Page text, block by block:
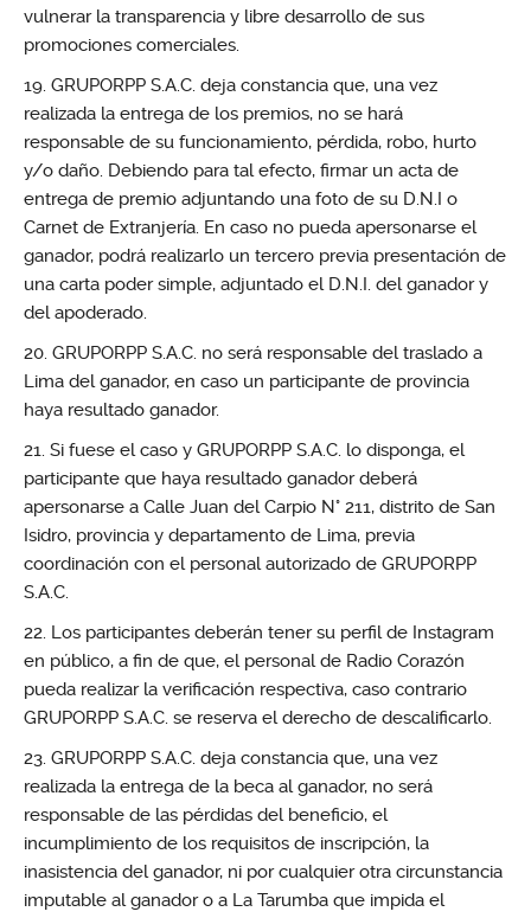
vulnerar la transparencia y libre desarrollo de sus
promociones comerciales.
GRUPORPP S.A.C. deja constancia que, una vez
realizada la entrega de los premios, no se hará
responsable de su funcionamiento, pérdida, robo, hurto
y/o daño. Debiendo para tal efecto, firmar un acta de
entrega de premio adjuntando una foto de su D.N.I o
Carnet de Extranjería. En caso no pueda apersonarse el
ganador, podrá realizarlo un tercero previa presentación de
una carta poder simple, adjuntado el D.N.I. del ganador y
del apoderado.
GRUPORPP S.A.C. no será responsable del traslado a
Lima del ganador, en caso un participante de provincia
haya resultado ganador.
Si fuese el caso y GRUPORPP S.A.C. lo disponga, el
participante que haya resultado ganador deberá
apersonarse a Calle Juan del Carpio N° 211, distrito de San
Isidro, provincia y departamento de Lima, previa
coordinación con el personal autorizado de GRUPORPP
S.A.C.
Los participantes deberán tener su perfil de Instagram
en público, a fin de que, el personal de Radio Corazón
pueda realizar la verificación respectiva, caso contrario
GRUPORPP S.A.C. se reserva el derecho de descalificarlo.
GRUPORPP S.A.C. deja constancia que, una vez
realizada la entrega de la beca al ganador, no será
responsable de las pérdidas del beneficio, el
incumplimiento de los requisitos de inscripción, la
inasistencia del ganador, ni por cualquier otra circunstancia
imputable al ganador o a La Tarumba que impida el